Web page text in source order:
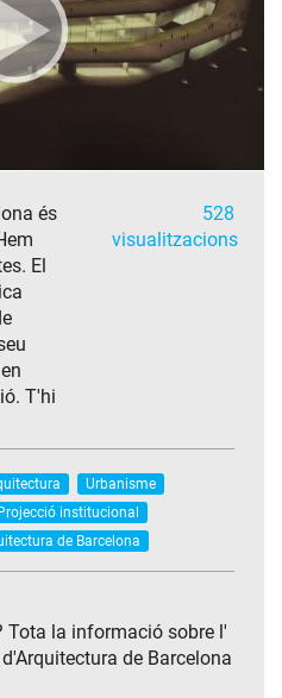
és
El
T'hi
528
visualitzacions
Urbanisme
institucional
de Barcelona
Tota la informació sobre l'
de Barcelona